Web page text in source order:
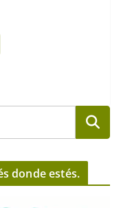
y
Li
n
k donde estés.